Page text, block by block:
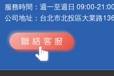
服務時間： 週一至週日 09:00-
公司地址： 台北市北投區大業路